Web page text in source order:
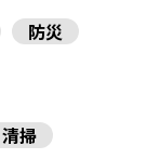
防災
清掃